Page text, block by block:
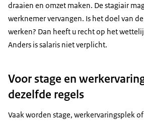
draaien en omzet maken. De stagiair
werknemer vervangen. Is het doel van
werken? Dan heeft u recht op het
Anders is salaris niet verplicht.
Voor stage en
dezelfde regels
Vaak worden stage, werkervaringsplek